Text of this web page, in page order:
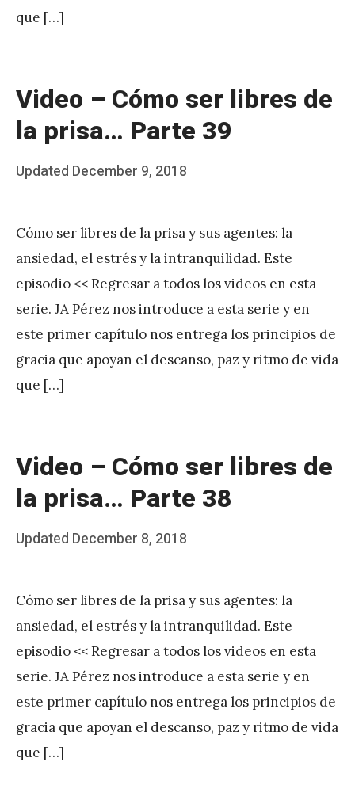
e
z
que […]
Video – Cómo ser libres de
la prisa… Parte 39
Posted
Updated December 9, 2018
b
J
A
P
é
r
e
z
Cómo ser libres de la prisa y sus agentes: la
ansiedad, el estrés y la intranquilidad. Este
episodio << Regresar a todos los videos en esta
serie. JA Pérez nos introduce a esta serie y en
este primer capítulo nos entrega los principios de
gracia que apoyan el descanso, paz y ritmo de vida
que […]
Video – Cómo ser libres de
la prisa… Parte 38
Posted
Updated December 8, 2018
b
J
A
P
é
r
e
z
Cómo ser libres de la prisa y sus agentes: la
ansiedad, el estrés y la intranquilidad. Este
episodio << Regresar a todos los videos en esta
serie. JA Pérez nos introduce a esta serie y en
este primer capítulo nos entrega los principios de
gracia que apoyan el descanso, paz y ritmo de vida
que […]